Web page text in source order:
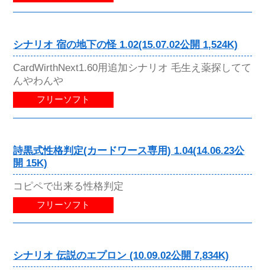
シナリオ 宿の地下の怪 1.02(15.07.02公開 1,524K)
CardWirthNext1.60用追加シナリオ 毛生え薬探してて
んやわんや
フリーソフト
詩黒式性格判定(カードワース専用) 1.04(14.06.23公
開 15K)
コピペで出来る性格判定
フリーソフト
シナリオ 伝説のエプロン (10.09.02公開 7,834K)